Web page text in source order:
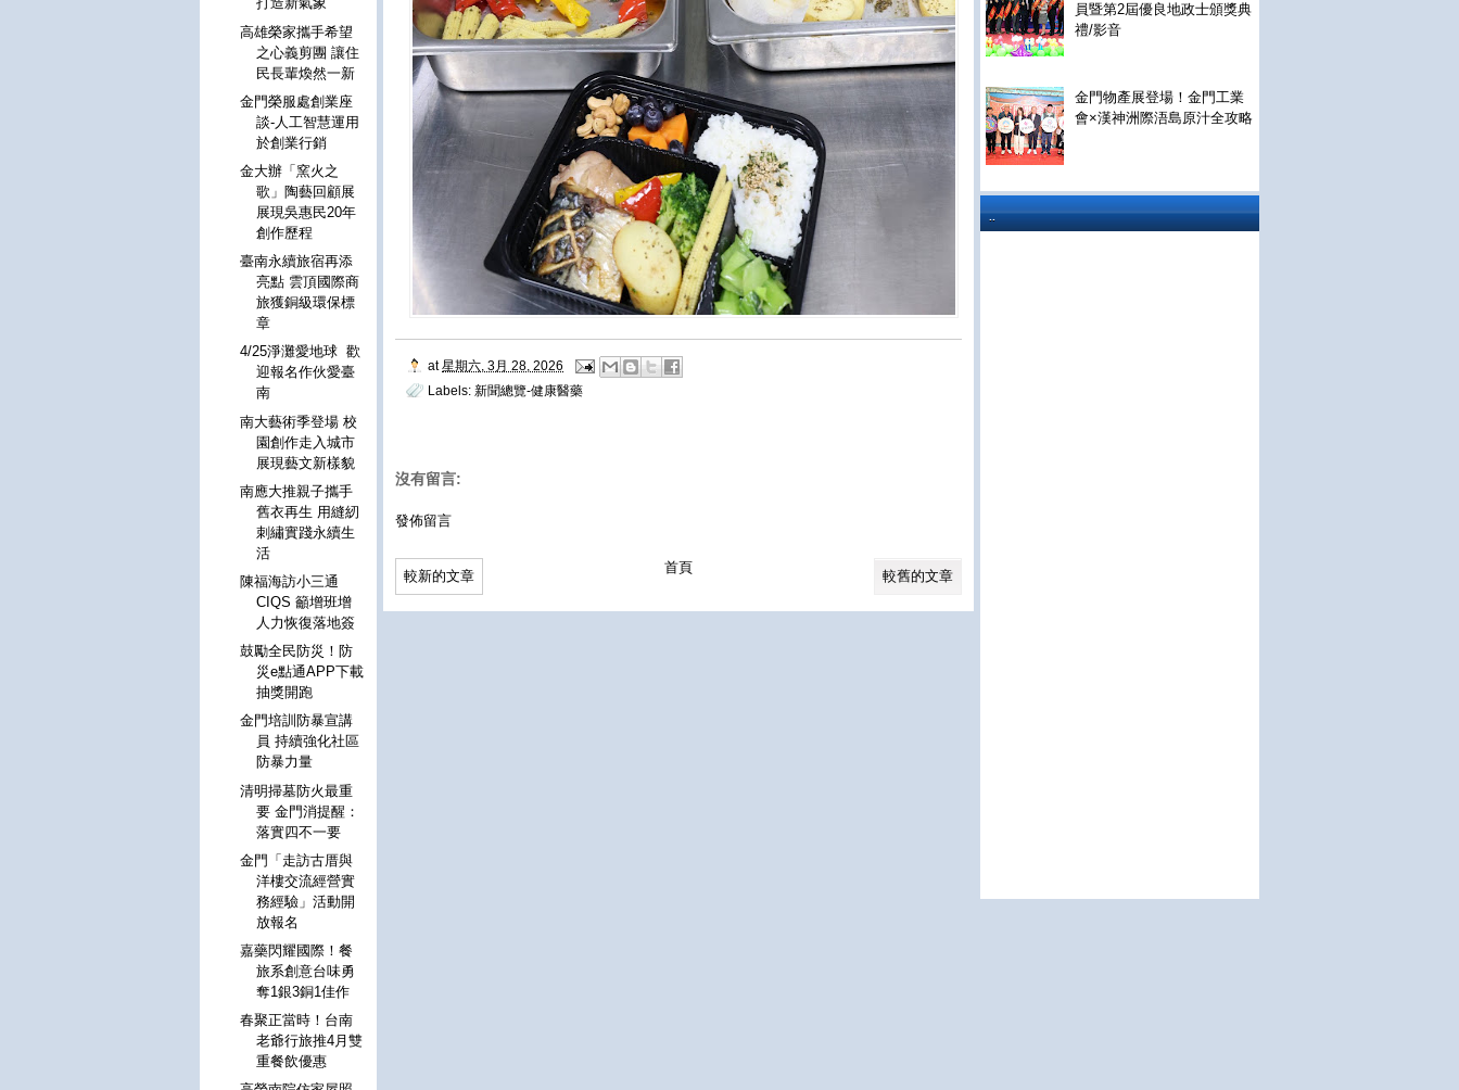
員暨第2屆優良地政士頒獎典
禮/影音
金門物產展登場！金門工業
會×漢神洲際浯島原汁全攻略
..
at 星期六, 3月 28, 2026
Labels: 新聞總覽-健康醫藥
沒有留言:
發佈留言
較新的文章 較舊的文章
首頁
高雄榮家攜手希望
之心義剪團 讓住
民長輩煥然一新
金門榮服處創業座
談-人工智慧運用
於創業行銷
金大辦「窯火之
歌」陶藝回顧展
展現吳惠民20年
創作歷程
臺南永續旅宿再添
亮點 雲頂國際商
旅獲銅級環保標
章
4/25淨灘愛地球 歡
迎報名作伙愛臺
南
南大藝術季登場 校
園創作走入城市
展現藝文新樣貌
南應大推親子攜手
舊衣再生 用縫紉
刺繡實踐永續生
活
陳福海訪小三通
CIQS 籲增班增
人力恢復落地簽
鼓勵全民防災！防
災e點通APP下載
抽獎開跑
金門培訓防暴宣講
員 持續強化社區
防暴力量
清明掃墓防火最重
要 金門消提醒：
落實四不一要
金門「走訪古厝與
洋樓交流經營實
務經驗」活動開
放報名
嘉藥閃耀國際！餐
旅系創意台味勇
奪1銀3銅1佳作
春聚正當時！台南
老爺行旅推4月雙
重餐飲優惠